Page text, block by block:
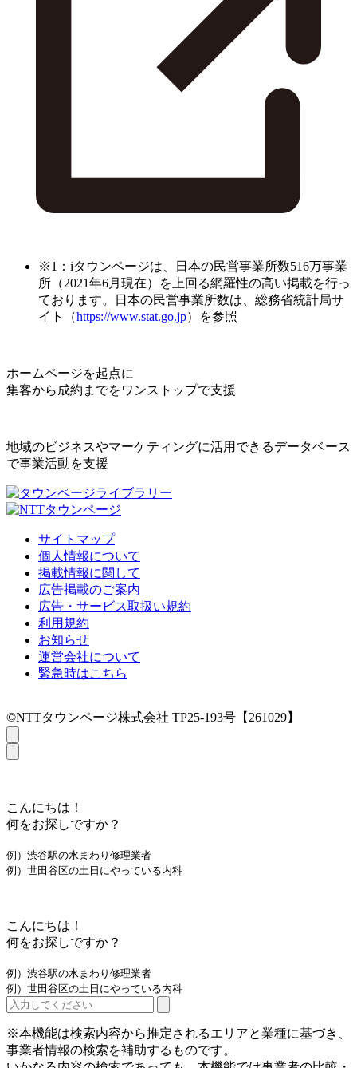
※1：iタウンページは、日本の民営事業所数516万事業
所（2021年6月現在）を上回る網羅性の高い掲載を行っ
ております。日本の民営事業所数は、総務省統計局サ
イト（https://www.stat.go.jp）を参照
ホームページを起点に
集客から成約までをワンストップで支援
地域のビジネスやマーケティングに活用できるデータベース
で事業活動を支援
サイトマップ
個人情報について
掲載情報に関して
広告掲載のご案内
広告・サービス取扱い規約
利用規約
お知らせ
運営会社について
緊急時はこちら
©NTTタウンページ株式会社 TP25-193号【261029】
こんにちは！
何をお探しですか？
例）渋谷駅の水まわり修理業者
例）世田谷区の土日にやっている内科
こんにちは！
何をお探しですか？
例）渋谷駅の水まわり修理業者
例）世田谷区の土日にやっている内科
※本機能は検索内容から推定されるエリアと業種に基づき、
事業者情報の検索を補助するものです。